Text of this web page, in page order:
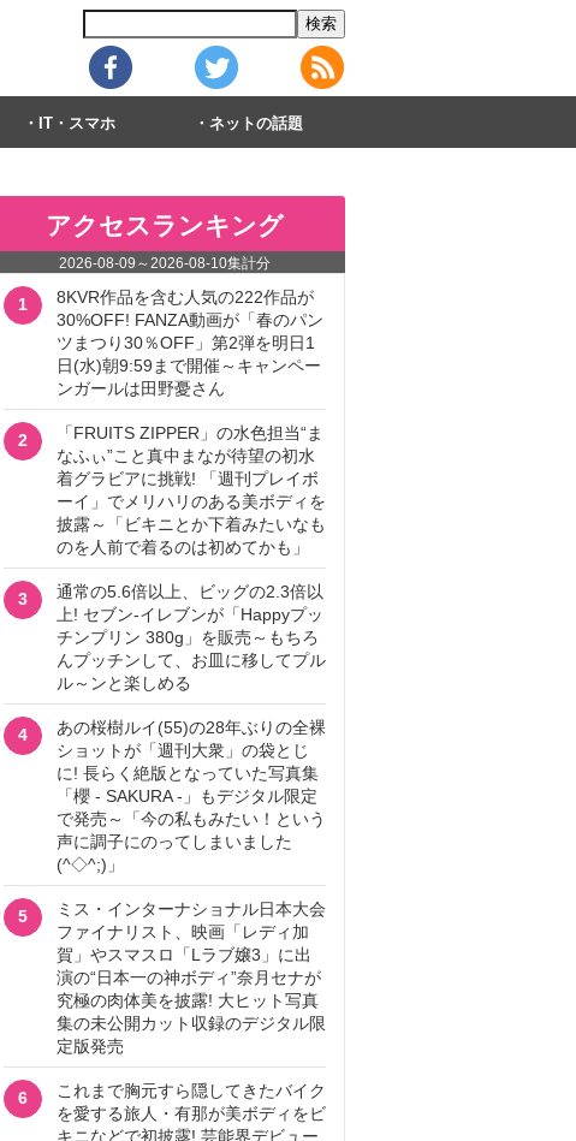
IT・スマホ ネットの話題
アクセスランキング
2026-08-09 ～2026-08-10集計分
1
8KVR作品を含む人気の222作品が
30%OFF! FANZA動画が「春のパン
ツまつり30％OFF」第2弾を明日1
日(水)朝9:59まで開催～キャンペー
ンガールは田野憂さん
2
「FRUITS ZIPPER」の水色担当“ま
なふぃ”こと真中まなが待望の初水
着グラビアに挑戦! 「週刊プレイボ
ーイ」でメリハリのある美ボディを
披露～「ビキニとか下着みたいなも
のを人前で着るのは初めてかも」
3
通常の5.6倍以上、ビッグの2.3倍以
上! セブン‐イレブンが「Happyプッ
チンプリン 380g」を販売～もちろ
んプッチンして、お皿に移してプル
ル～ンと楽しめる
4
あの桜樹ルイ(55)の28年ぶりの全裸
ショットが「週刊大衆」の袋とじ
に! 長らく絶版となっていた写真集
「櫻 - SAKURA -」もデジタル限定
で発売～「今の私もみたい！という
声に調子にのってしまいました
(^◇^;)」
5
ミス・インターナショナル日本大会
ファイナリスト、映画「レディ加
賀」やスマスロ「Lラブ嬢3」に出
演の“日本一の神ボディ”奈月セナが
究極の肉体美を披露! 大ヒット写真
集の未公開カット収録のデジタル限
定版発売
6
これまで胸元すら隠してきたバイク
を愛する旅人・有那が美ボディをビ
キニなどで初披露! 芸能界デビュー